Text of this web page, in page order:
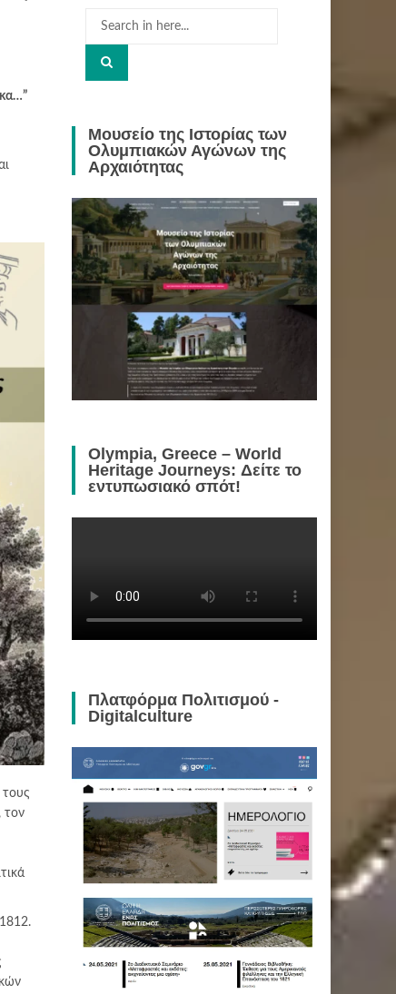
τον
Search
Μουσείο της Ιστορίας των
Ολυμπιακών Αγώνων της
Αρχαιότητας
Olympia, Greece – World
Heritage Journeys: Δείτε το
εντυπωσιακό σπότ!
Πλατφόρμα Πολιτισμού -
Digitalculture